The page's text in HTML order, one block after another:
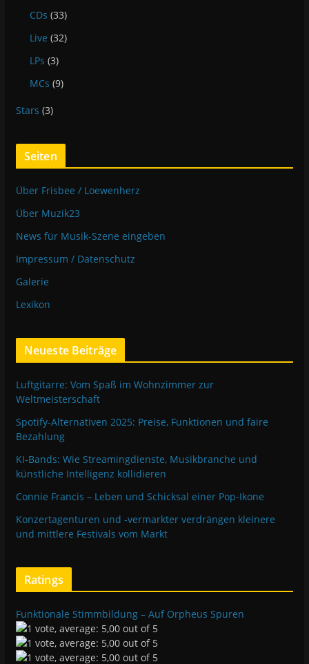
CDs (33)
Live (32)
LPs (3)
MCs (9)
Stars (3)
Seiten
Über Frisbee / Loewenherz
Über Muzik23
News für Musik-Szene eingeben
Impressum / Datenschutz
Galerie
Lexikon
Neueste Beiträge
Luftgitarre: Vom Spaß im Wohnzimmer zur
Weltmeisterschaft
Spotify-Alternativen 2025: Preise, Funktionen und faire
Bezahlung
KI-Bands: Wie Streamingdienste, Musikbranche und
künstliche Intelligenz kollidieren
Connie Francis – Leben und Schicksal einer Pop-Ikone
Konzertagenturen und -vermarkter verdrängen kleinere
und mittlere Festivals vom Markt
Ratings
Funktionale Stimmbildung – Auf Orpheus Spuren